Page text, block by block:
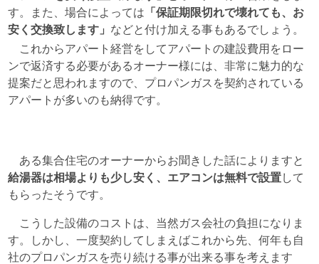
す。また、場合によっては 「保証期限切れで壊れても、お
安く交換致します」 などと付け加える事もあるでしょう。
これからアパート経営をしてアパートの建設費用をロー
ンで返済する必要があるオーナー様には、非常に魅力的な
提案だと思われますので、プロパンガスを契約されている
アパートが多いのも納得です。
ある集合住宅のオーナーからお聞きした話によりますと
給湯器は相場よりも少し安く、エアコンは無料で設置して
もらったそうです。
こうした設備のコストは、当然ガス会社の負担になりま
す。しかし、一度契約してしまえばこれから先、何年も自
社のプロパンガスを売り続ける事が出来る事を考えます